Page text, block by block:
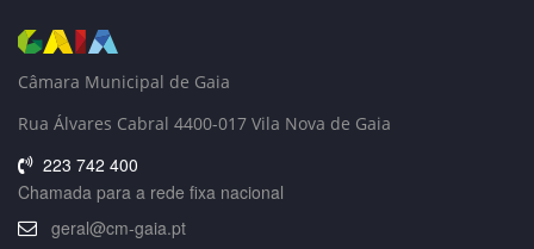
Câmara Municipal de Gaia
Rua Álvares Cabral 4400-017 Vila Nova de Gaia
223 742 400
Chamada para a rede fixa nacional
geral@cm-gaia.pt